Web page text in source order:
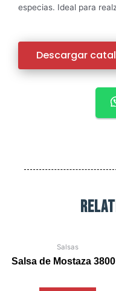
especias. Ideal para
Descargar
Salsas
Salsa de Mostaza